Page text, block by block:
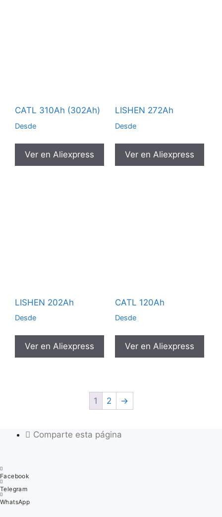
CATL 310Ah (302Ah)
Desde
Ver en Aliexpress
LISHEN 272Ah
Desde
Ver en Aliexpress
LISHEN 202Ah
Desde
Ver en Aliexpress
CATL 120Ah
Desde
Ver en Aliexpress
1 2 →
Comparte esta página
Facebook
Telegram
WhatsApp